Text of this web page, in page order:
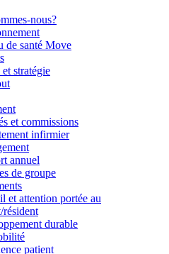
nous?
de santé Move
stratégie
et commissions
infirmier
annuel
de groupe
et attention portée au
résident
durable
patient